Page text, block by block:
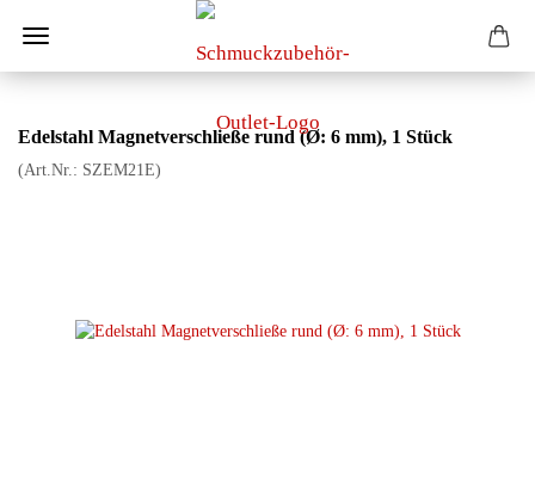
Edelstahl Magnetverschließe rund (Ø: 6 mm), 1 Stück
(Art.Nr.: SZEM21E)